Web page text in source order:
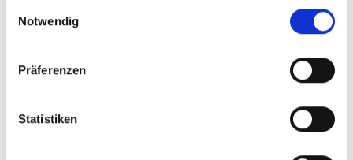
Notwendig
Präferenzen
Statistiken